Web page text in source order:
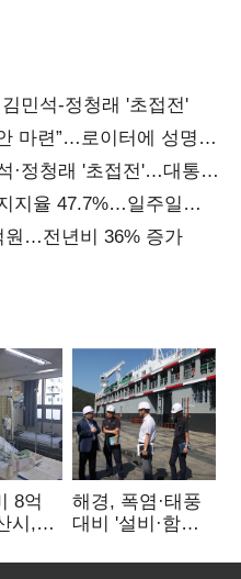
민석-정청래 '초접전'
마련”…로이터에 성명
·정청래 '초접전'…대통령
지율 47.7%…일주일
원…전년비 36% 증가
8억
시,
해경, 폭염·태풍
대비 '설비·함정'